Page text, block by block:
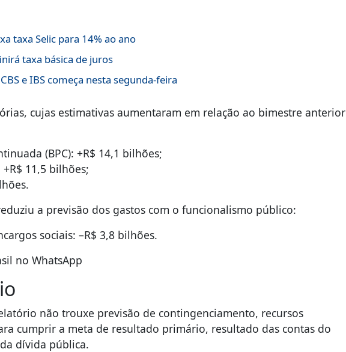
taxa Selic para 14% ao ano
taxa básica de juros
e IBS começa nesta segunda-feira
cujas estimativas aumentaram em relação ao bimestre anterior
(BPC): +R$ 14,1 bilhões;
11,5 bilhões;
a previsão dos gastos com o funcionalismo público:
sociais: –R$ 3,8 bilhões.
no WhatsApp
não trouxe previsão de contingenciamento, recursos
cumprir a meta de resultado primário, resultado das contas do
dívida pública.